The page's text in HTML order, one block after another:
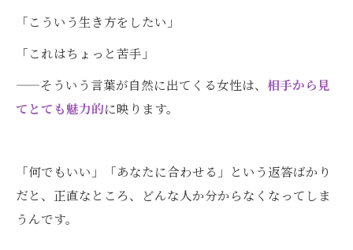
「こういう生き方をしたい」
「これはちょっと苦手」
——そういう言葉が自然に出てくる女性は、 相手から見
てとても魅力的に映ります。
「何でもいい」「あなたに合わせる」という返答ばかり
だと、正直なところ、どんな人か分からなくなってしま
うんです。